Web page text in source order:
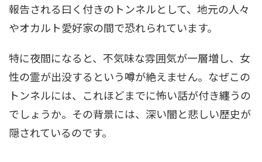
報告される曰く付きのトンネルとして、地元の人々
やオカルト愛好家の間で恐れられています。
特に夜間になると、不気味な雰囲気が一層増し、女
性の霊が出没するという噂が絶えません。なぜこの
トンネルには、これほどまでに怖い話が付き纏うの
でしょうか。その背景には、深い闇と悲しい歴史が
隠されているのです。